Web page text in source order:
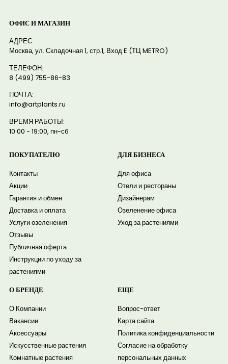
ОФИС И МАГАЗИН
АДРЕС:
Москва, ул. Складочная 1, стр.1, Вход E (ТЦ METRO)
ТЕЛЕФОН:
8 (499) 755-86-83
ПОЧТА:
info@artplants.ru
ВРЕМЯ РАБОТЫ:
10:00 - 19:00, пн-сб
ПОКУПАТЕЛЮ
Контакты
Акции
Гарантия и обмен
Доставка и оплата
Услуги озеленения
Отзывы
Публичная оферта
Инструкции по уходу за
растениями
ДЛЯ БИЗНЕСА
Для офиса
Отели и рестораны
Дизайнерам
Озеленение офиса
Уход за растениями
О БРЕНДЕ
О Компании
Вакансии
Аксессуары
Искусственные растения
Комнатные растения
ЕЩЕ
Вопрос-ответ
Карта сайта
Политика конфиденциальности
Согласие на обработку
персональных данных